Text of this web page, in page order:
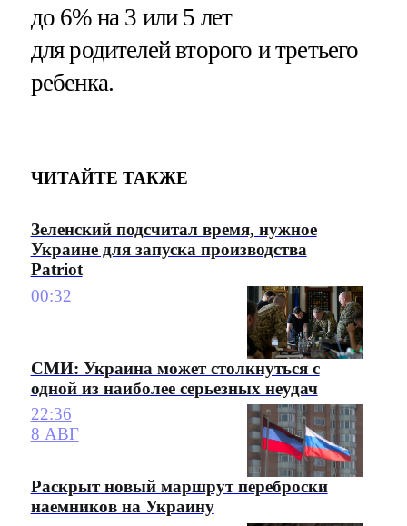
до 6% на 3 или 5 лет
для родителей второго и третьего
ребенка.
ЧИТАЙТЕ ТАКЖЕ
Зеленский подсчитал время, нужное
Украине для запуска производства
Patriot
00:32
СМИ: Украина может столкнуться с
одной из наиболее серьезных неудач
22:36
8 АВГ
Раскрыт новый маршрут переброски
наемников на Украину